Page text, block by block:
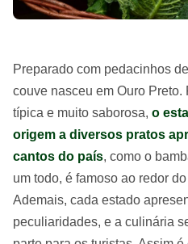
Preparado com pedacinhos
couve nasceu em Ouro
típica e muito saborosa, o
origem a diversos pratos
cantos do país, como o
um todo, é famoso ao redor
Ademais, cada estado
peculiaridades, e a culinária